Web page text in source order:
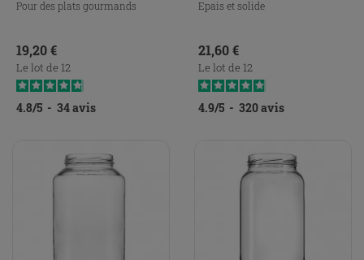
Pour des plats gourmands
Prix
19,20 €
Le lot de 12
4.8/5 - 34avis
Epais et solide
Prix
21,60 €
Le lot de 12
4.9/5 - 320avis